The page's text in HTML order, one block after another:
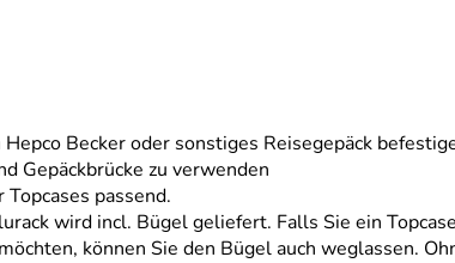
Becker oder sonstiges Reisegepäck
Gepäckbrücke zu verwenden
passend.
wird incl. Bügel geliefert. Falls Sie ein
können Sie den Bügel auch weglassen.